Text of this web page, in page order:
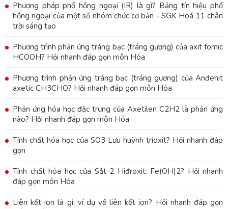
Phương pháp phổ hồng ngoại (IR) là gì? Bảng tín hiệu phổ
hồng ngoại của một số nhóm chức cơ bản - SGK Hoá 11 chân
trời sáng tạo
Phương trình phản ứng tráng bạc (tráng gương) của axit fomic
HCOOH? Hỏi nhanh đáp gọn môn Hóa
Phương trình phản ứng tráng bạc (tráng gương) của Anđehit
axetic CH3CHO? Hỏi nhanh đáp gọn môn Hóa
Phản ứng hóa học đặc trưng của Axetilen C2H2 là phản ứng
nào? Hỏi nhanh đáp gọn môn Hóa
Tính chất hóa học của SO3 Lưu huỳnh trioxit? Hỏi nhanh đáp
gọn
Tính chất hóa học của Sắt 2 Hiđroxit: Fe(OH)2? Hỏi nhanh
đáp gọn môn Hóa
Liên kết ion là gì, ví dụ về liên kết ion? Hỏi nhanh đáp gọn